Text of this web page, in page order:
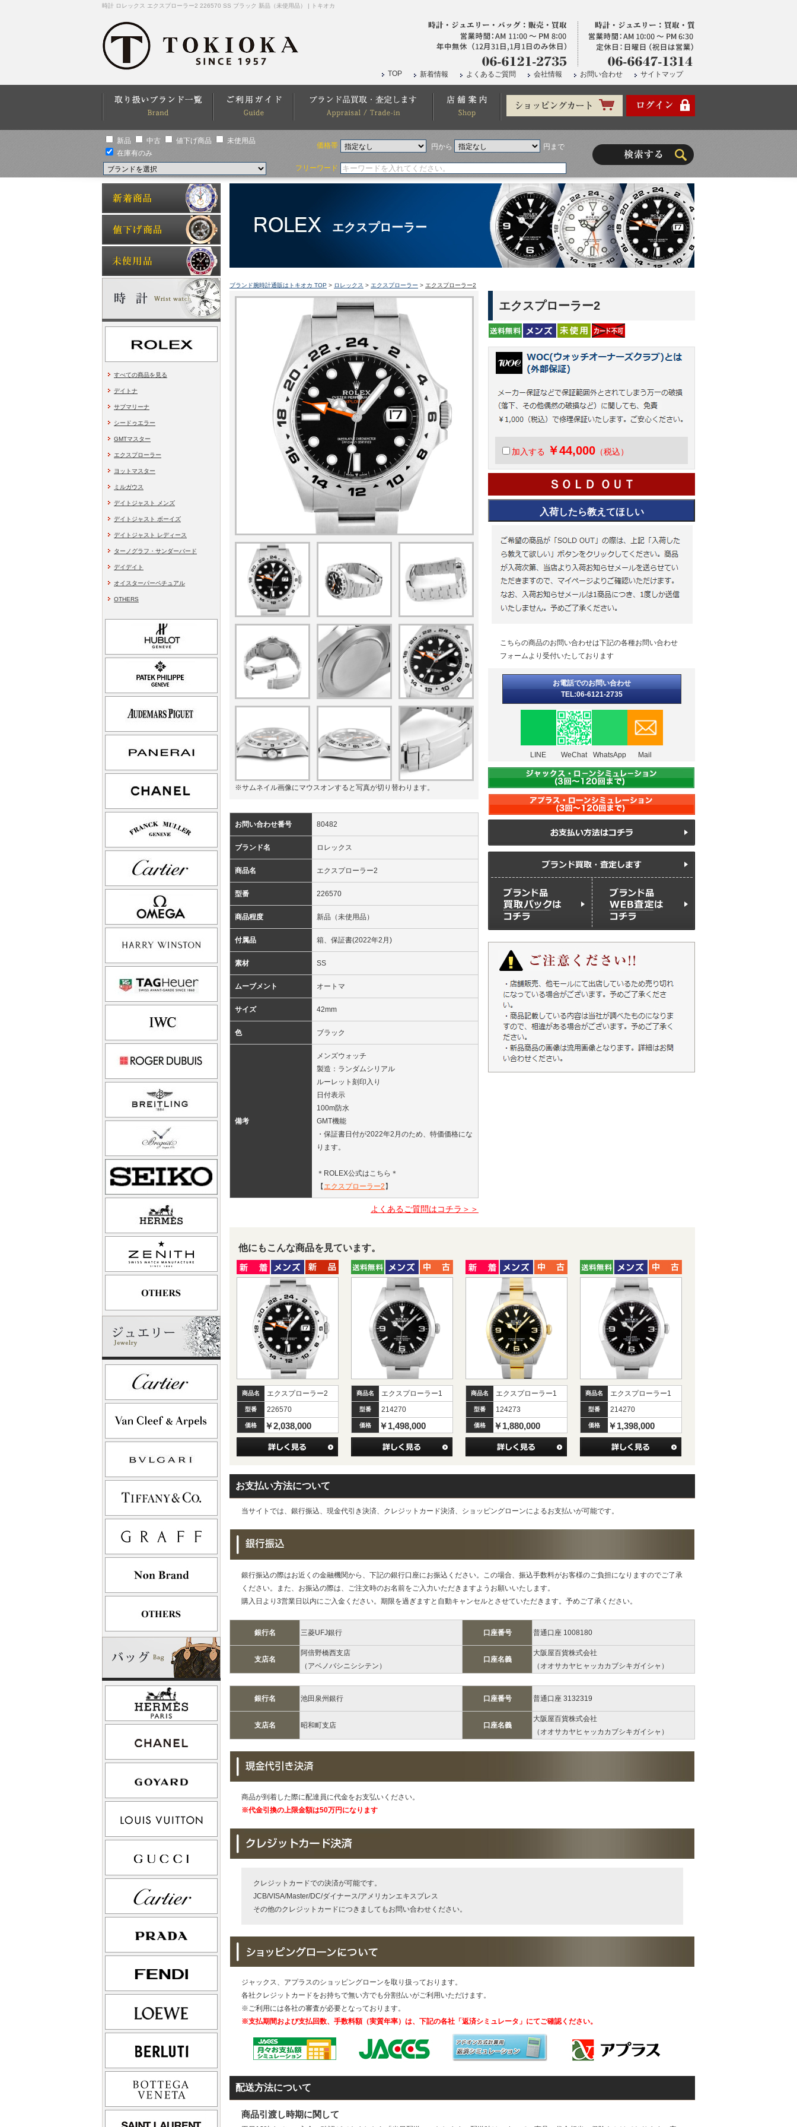
時計 ロレックス エクスプローラー2 226570 SS ブラック 新品（未使用品） | トキオカ
TOP 新着情報 よくあるご質問 会社情報 お問い合わせ サイトマップ
新品 中古 値下げ商品
未使用品
在庫有のみ
価格帯 円から 円まで
フリーワード
すべての商品を見る
デイトナ
サブマリーナ
シードゥエラー
GMTマスター
エクスプローラー
ヨットマスター
ミルガウス
デイトジャスト メンズ
デイトジャスト ボーイズ
デイトジャスト レディース
ターノグラフ・サンダーバード
デイデイト
オイスターパーペチュアル
OTHERS
エクスプローラー
ブランド腕時計通販はトキオカ TOP > ロレックス > エクスプローラー > エクスプローラー2
※サムネイル画像にマウスオンすると写真が切り替わります。
お問い合わせ番号 80482
ブランド名 ロレックス
商品名 エクスプローラー2
型番 226570
商品程度 新品（未使用品）
付属品 箱、保証書(2022年2月)
素材 SS
ムーブメント オートマ
サイズ 42mm
色 ブラック
備考
メンズウォッチ
製造：ランダムシリアル
ルーレット刻印入り
日付表示
100m防水
GMT機能
・保証書日付が2022年2月のため、特価価格にな
ります。
＊ROLEX公式はこちら＊
【 エクスプローラー2 】
よくあるご質問はコチラ＞＞
エクスプローラー2
加入する ￥44,000 （税込）
ＳＯＬＤ ＯＵＴ
こちらの商品のお問い合わせは下記の各種お問い合わせ
フォームより受付いたしております
お電話でのお問い合わせ
TEL:06-6121-2735
LINE WeChat WhatsApp Mail
他にもこんな商品を見ています。
商品名 エクスプローラー2
型番 226570
価格 ￥2,038,000
商品名 エクスプローラー1
型番 214270
価格 ￥1,498,000
商品名 エクスプローラー1
型番 124273
価格 ￥1,880,000
商品名 エクスプローラー1
型番 214270
価格 ￥1,398,000
お支払い方法について
当サイトでは、銀行振込、現金代引き決済、クレジットカード決済、ショッピングローンによるお支払いが可能です。
銀行振込の際はお近くの金融機関から、下記の銀行口座にお振込ください。この場合、振込手数料がお客様のご負担になりますのでご了承
ください。また、お振込の際は、ご注文時のお名前をご入力いただきますようお願いいたします。
購入日より3営業日以内にご入金ください。期限を過ぎますと自動キャンセルとさせていただきます。予めご了承ください。
銀行名 三菱UFJ銀行 口座番号 普通口座 1008180
支店名
阿倍野橋西支店
（アベノバシニシシテン）
口座名義
大阪屋百貨株式会社
（オオサカヤヒャッカカブシキガイシャ）
銀行名 池田泉州銀行 口座番号 普通口座 3132319
支店名 昭和町支店 口座名義
大阪屋百貨株式会社
（オオサカヤヒャッカカブシキガイシャ）
商品が到着した際に配達員に代金をお支弘いください。
※代金引換の上限金額は50万円になります
クレジットカードでの決済が可能です。
JCB/VISA/Master/DC/ダイナース/アメリカンエキスプレス
その他のクレジットカードにつきましてもお問い合わせください。
ジャックス、アプラスのショッピングローンを取り扱っております。
各社クレジットカードをお持ちで無い方でも分割払いがご利用いただけます。
※ご利用には各社の審査が必要となっております。
※支払期間および支払回数、手数料額（実質年率）は、下記の各社「返済シミュレータ」にてご確認ください。
配送方法について
商品引渡し時期に関して